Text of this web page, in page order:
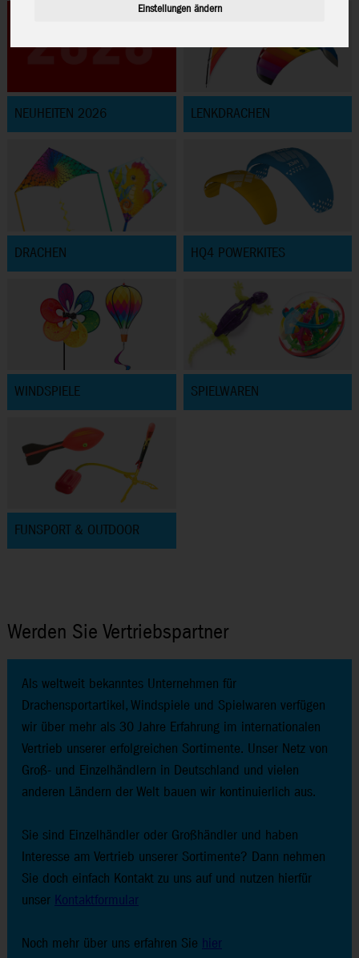
Einstellungen ändern
NEUHEITEN 2026 LENKDRACHEN
DRACHEN HQ4 POWERKITES
WINDSPIELE SPIELWAREN
FUNSPORT & OUTDOOR
Werden Sie Vertriebspartner
Als weltweit bekanntes Unternehmen für
Drachensportartikel, Windspiele und Spielwaren verfügen
wir über mehr als 30 Jahre Erfahrung im internationalen
Vertrieb unserer erfolgreichen Sortimente. Unser Netz von
Groß- und Einzelhändlern in Deutschland und vielen
anderen Ländern der Welt bauen wir kontinuierlich aus.
Sie sind Einzelhändler oder Großhändler und haben
Interesse am Vertrieb unserer Sortimente? Dann nehmen
Sie doch einfach Kontakt zu uns auf und nutzen hierfür
unser Kontaktformular
Noch mehr über uns erfahren Sie hier